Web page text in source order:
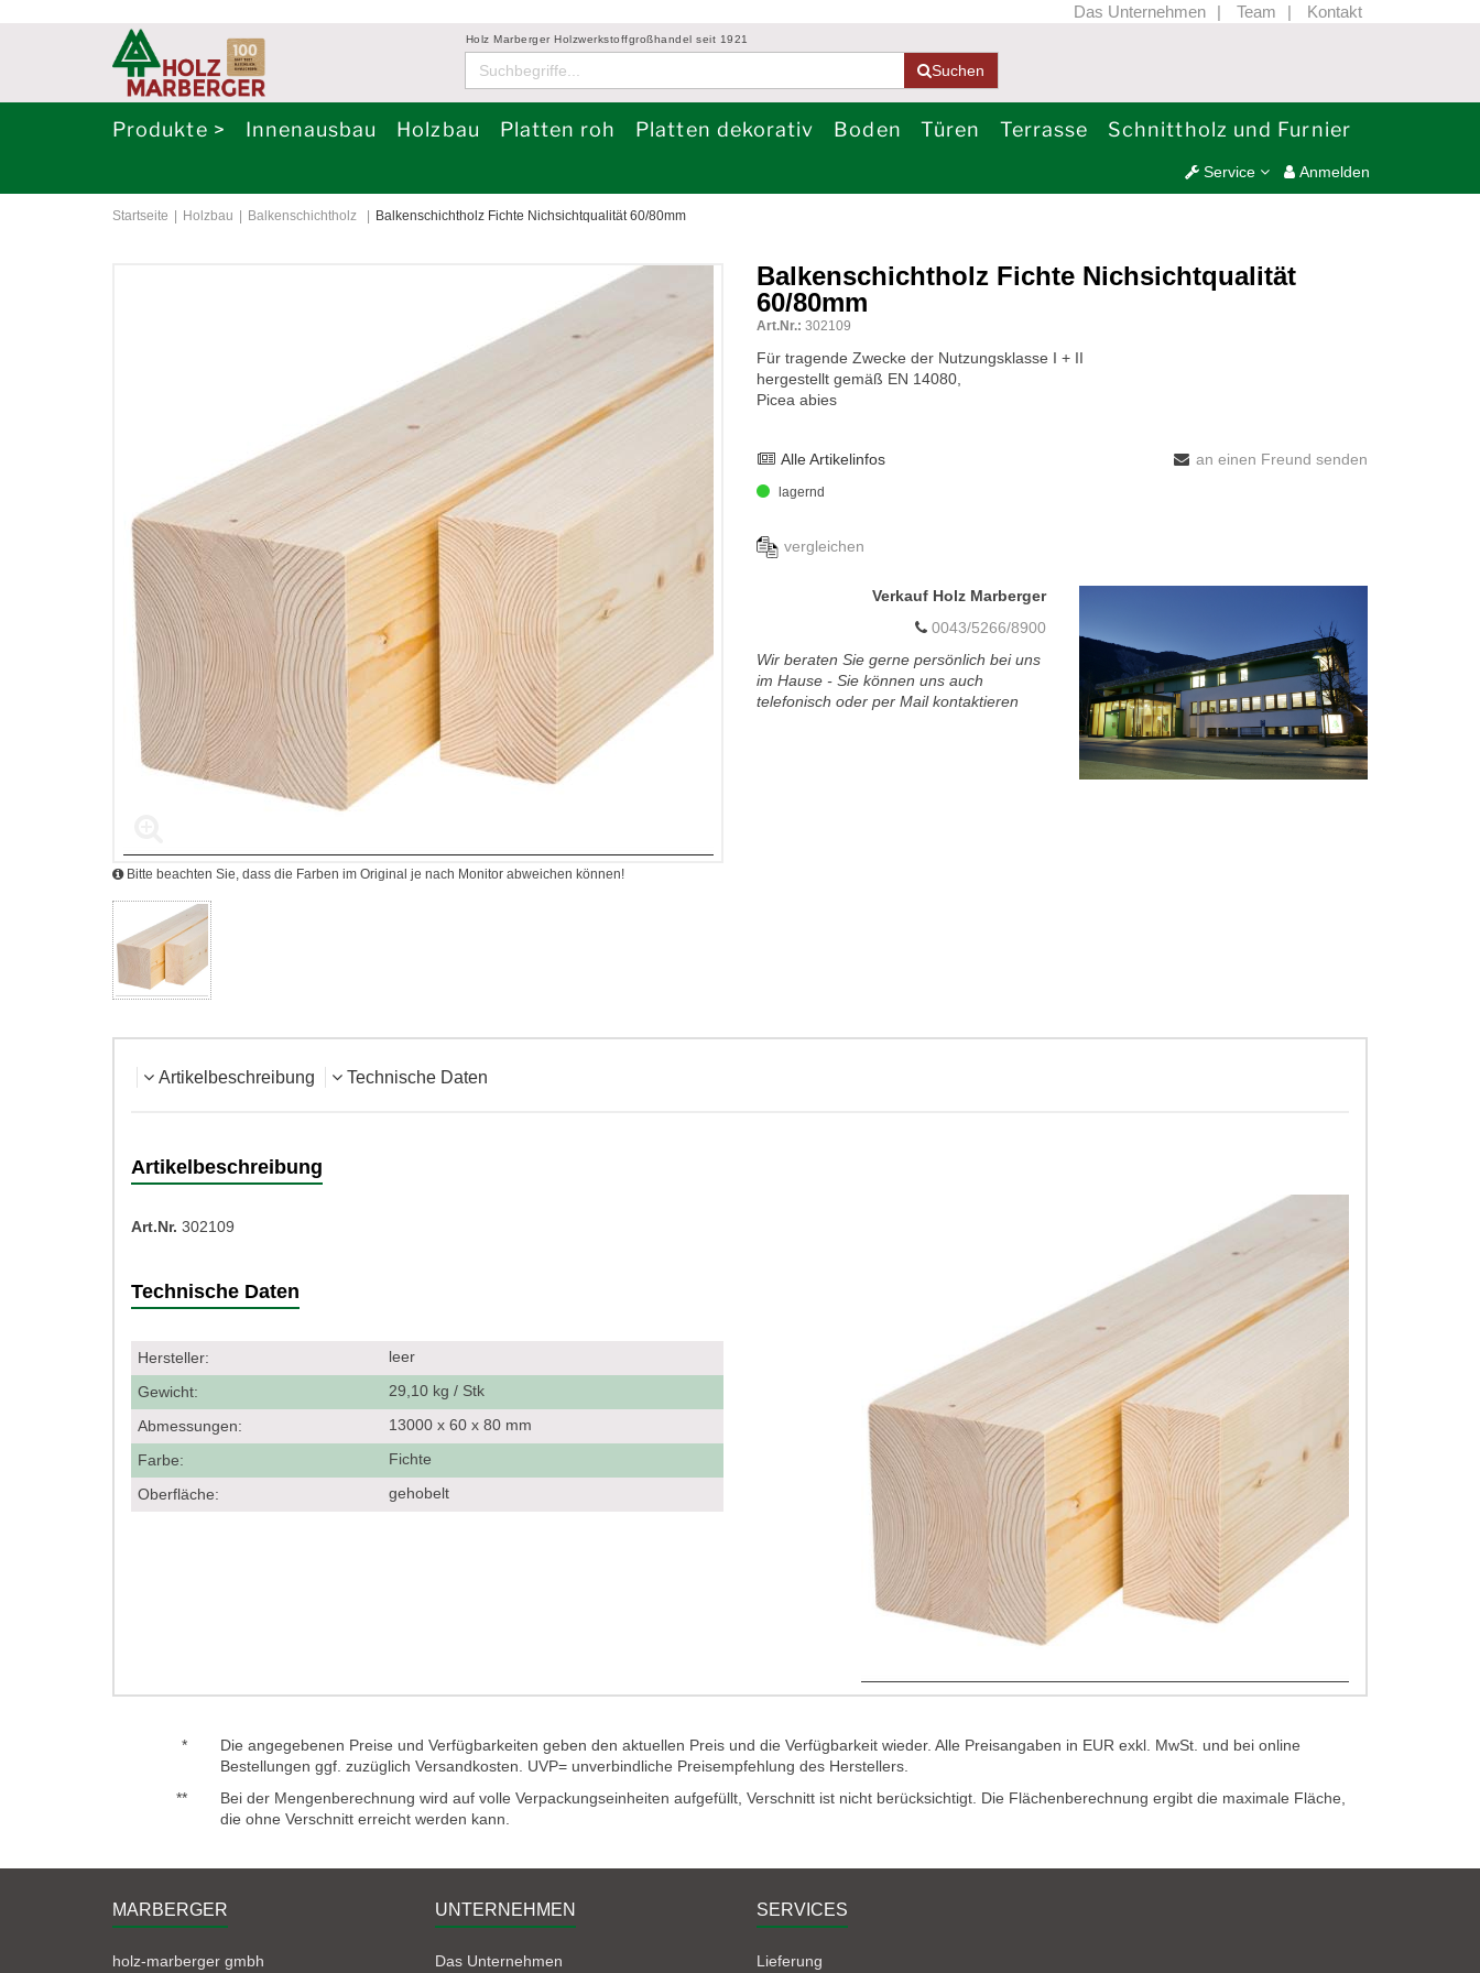
Das Unternehmen Team Kontakt
Holz Marberger Holzwerkstoffgroßhandel seit 1921
Suchen
Produkte > Innenausbau Holzbau Platten roh Platten dekorativ Boden Türen Terrasse Schnittholz und Furnier
Anmelden
Service
Startseite Holzbau Balkenschichtholz Balkenschichtholz Fichte Nichsichtqualität 60/80mm
Bitte beachten Sie, dass die Farben im Original je nach Monitor abweichen können!
Balkenschichtholz Fichte Nichsichtqualität
60/80mm
Art.Nr.: 302109
Für tragende Zwecke der Nutzungsklasse I + II
hergestellt gemäß EN 14080,
Picea abies
Alle Artikelinfos an einen Freund senden
lagernd
vergleichen
Verkauf Holz Marberger
0043/5266/8900
Wir beraten Sie gerne persönlich bei uns
im Hause - Sie können uns auch
telefonisch oder per Mail kontaktieren
Artikelbeschreibung Technische Daten
Artikelbeschreibung
Art.Nr. 302109
Technische Daten
Hersteller:
leer
Gewicht:
29,10 kg / Stk
Abmessungen:
13000 x 60 x 80 mm
Farbe:
Fichte
Oberfläche:
gehobelt
*
Die angegebenen Preise und Verfügbarkeiten geben den aktuellen Preis und die Verfügbarkeit wieder. Alle Preisangaben in EUR exkl. MwSt. und bei online
Bestellungen ggf. zuzüglich Versandkosten. UVP= unverbindliche Preisempfehlung des Herstellers.
**
Bei der Mengenberechnung wird auf volle Verpackungseinheiten aufgefüllt, Verschnitt ist nicht berücksichtigt. Die Flächenberechnung ergibt die maximale Fläche,
die ohne Verschnitt erreicht werden kann.
MARBERGER
holz-marberger gmbh
UNTERNEHMEN
Das Unternehmen
SERVICES
Lieferung